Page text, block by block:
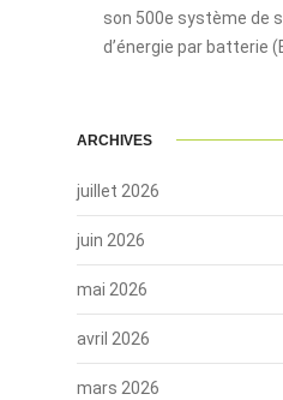
son 500e système de
d’énergie par batterie
ARCHIVES
juillet 2026
juin 2026
mai 2026
avril 2026
mars 2026